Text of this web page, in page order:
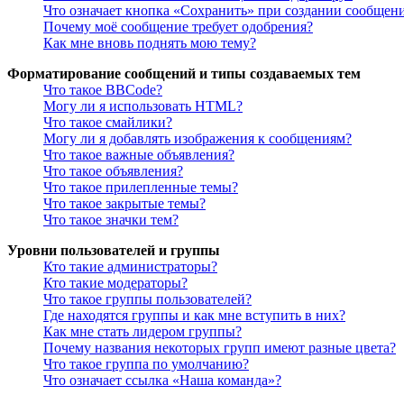
Что означает кнопка «Сохранить» при создании
Почему моё сообщение требует одобрения?
Как мне вновь поднять мою тему?
Форматирование сообщений и типы создаваемых тем
Что такое BBCode?
Могу ли я использовать HTML?
Что такое смайлики?
Могу ли я добавлять изображения к сообщениям?
Что такое важные объявления?
Что такое объявления?
Что такое прилепленные темы?
Что такое закрытые темы?
Что такое значки тем?
Уровни пользователей и группы
Кто такие администраторы?
Кто такие модераторы?
Что такое группы пользователей?
Где находятся группы и как мне вступить в них?
Как мне стать лидером группы?
Почему названия некоторых групп имеют разные цвета?
Что такое группа по умолчанию?
Что означает ссылка «Наша команда»?